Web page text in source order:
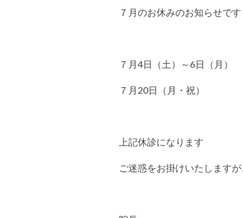
７月のお休みのお知らせです
７月4日（土）～6日（月）
７月20日（月・祝）
上記休診になります
ご迷惑をお掛けいたします